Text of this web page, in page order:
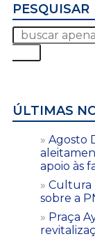
PESQUISAR
ÚLTIMAS
Agosto
apoio às
Cultura
sobre a
Praça